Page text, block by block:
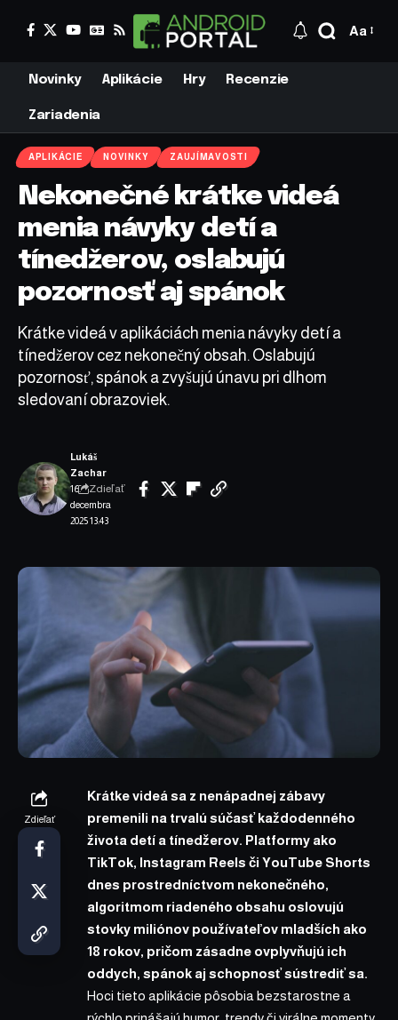
Aa
Novinky Aplikácie Hry Recenzie
Zariadenia
APLIKÁCIE NOVINKY ZAUJÍMAVOSTI
Nekonečné krátke videá
menia návyky detí a
tínedžerov, oslabujú
pozornosť aj spánok
Krátke videá v aplikáciách menia návyky detí a
tínedžerov cez nekonečný obsah. Oslabujú
pozornosť, spánok a zvyšujú únavu pri dlhom
sledovaní obrazoviek.
16.
decembra
2025 13:43
Lukáš
Zachar
Zdieľať
Zdieľať
Krátke videá sa z nenápadnej zábavy
premenili na trvalú súčasť každodenného
života detí a tínedžerov. Platformy ako
TikTok, Instagram Reels či YouTube Shorts
dnes prostredníctvom nekonečného,
algoritmo­m riadeného obsahu oslovujú
stovky miliónov používateľov mladších ako
18 rokov, pričom zásadne ovplyvňujú ich
oddych, spánok aj schopnosť sústrediť sa.
Hoci tieto aplikácie pôsobia bezstarostne a